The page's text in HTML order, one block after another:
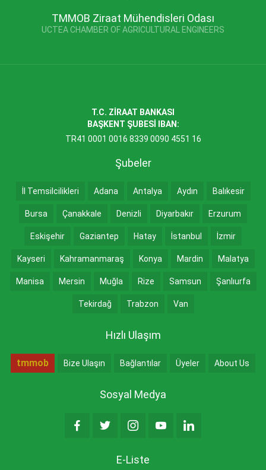
TMMOB Ziraat Mühendisleri Odası
UCTEA CHAMBER OF AGRICULTURAL ENGINEERS
T.C. ZİRAAT BANKASI
BAŞKENT ŞUBESİ IBAN:
TR41 0001 0016 8339 0090 4551 16
Şubeler
İl Temsilcilikleri Adana Antalya Aydın Balıkesir
Bursa Çanakkale Denizli Diyarbakır Erzurum
Eskişehir Gaziantep Hatay İstanbul İzmir
Kayseri Kahramanmaraş Konya Mardin Malatya
Manisa Mersin Muğla Rize Samsun Şanlıurfa
Tekirdağ Trabzon Van
Hızlı Ulaşım
tmmob Bize Ulaşın Bağlantılar Üyeler About Us
Sosyal Medya
E-Liste